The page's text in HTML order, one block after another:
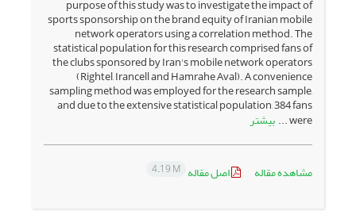
purpose of this study was to investigate the impact of
sports sponsorship on the brand equity of Iranian mobile
network operators using a correlation method. The
statistical population for this research comprised fans of
the clubs sponsored by Iran's mobile network operators
(Rightel, Irancell and Hamrahe Aval). A convenience
sampling method was employed for the research sample,
and due to the extensive statistical population, 384 fans
were ... بیشتر
مشاهده مقاله اصل مقاله 4.19 M